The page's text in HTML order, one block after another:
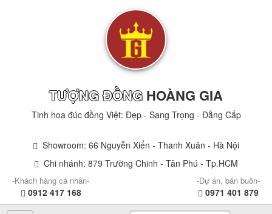
TƯỢNG ĐỒNG HOÀNG GIA
Tinh hoa đúc đồng Việt: Đẹp - Sang Trọng - Đẳng Cấp
Showroom: 66 Nguyễn Xiển - Thanh Xuân - Hà Nội
Chi nhánh: 879 Trường Chinh - Tân Phú - Tp.HCM
-Khách hàng cá nhân-
0912 417 168
-Dự án, bán buôn-
0971 401 879